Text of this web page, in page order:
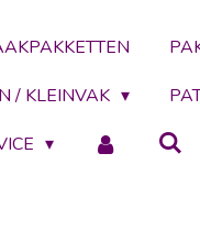
/ KLEINVAK